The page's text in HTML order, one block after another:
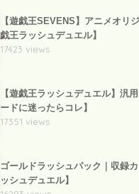
【遊戯王SEVENS】アニメオリ
戯王ラッシュデュエル】
17423 views
【遊戯王ラッシュデュエル】汎
ードに迷ったらコレ】
17351 views
ゴールドラッシュパック｜収録
ッシュデュエル】